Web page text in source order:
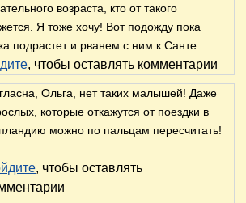
возраста, кто от такого
Я тоже хочу! Вот подожду пока
подрастет и рванем с ним к Санте.
, чтобы оставлять комментарии
Ольга, нет таких малышей! Даже
которые откажутся от поездки в
можно по пальцам пересчитать!
, чтобы оставлять